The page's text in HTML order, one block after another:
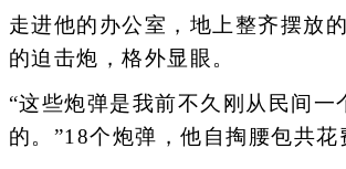
走进他的办公室，地上整齐摆放
的迫击炮，格外显眼。
“这些炮弹是我前不久刚从民间一
的。”18个炮弹，他自掏腰包共花